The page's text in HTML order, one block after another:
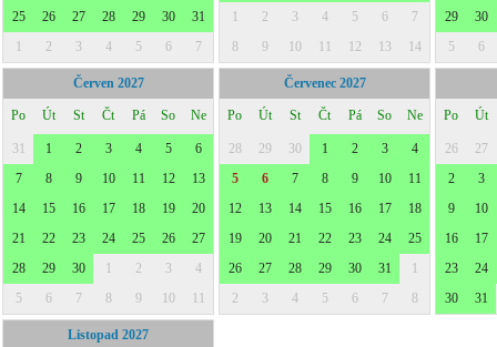
25
26 27 28 29 30
31
1
2 3 4 5 6 7
1
2 3 4 5 6
7
8
9 10 11 12 13 14
29
30
5
6
Červen 2027
Po Út St Čt Pá So Ne
31 1 2 3 4 5
6
7
8 9 10 11 12
13
14
15 16 17 18 19
20
21
22 23 24 25 26
27
28
29 30 1 2 3
4
5
6 7 8 9 10 11
Červenec 2027
Po Út St Čt Pá So Ne
28 29 30 1 2 3
4
5
6 7 8 9 10
11
12
13 14 15 16 17
18
19
20 21 22 23 24
25
26
27 28 29 30 31
1
2
3 4 5 6 7 8
Po Út
26
27
2
3
9
10
16
17
23
24
30
31
Listopad 2027